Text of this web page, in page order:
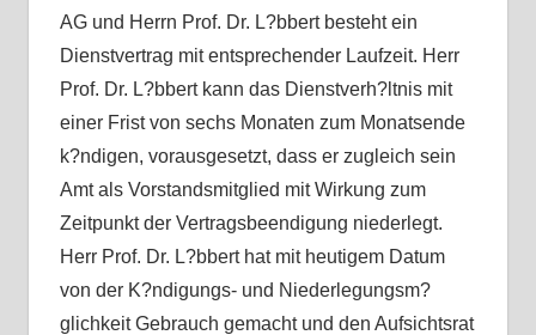
AG und Herrn Prof. Dr. L?bbert besteht ein
Dienstvertrag mit entsprechender Laufzeit. Herr
Prof. Dr. L?bbert kann das Dienstverh?ltnis mit
einer Frist von sechs Monaten zum Monatsende
k?ndigen, vorausgesetzt, dass er zugleich sein
Amt als Vorstandsmitglied mit Wirkung zum
Zeitpunkt der Vertragsbeendigung niederlegt.
Herr Prof. Dr. L?bbert hat mit heutigem Datum
von der K?ndigungs- und Niederlegungsm?
glichkeit Gebrauch gemacht und den Aufsichtsrat